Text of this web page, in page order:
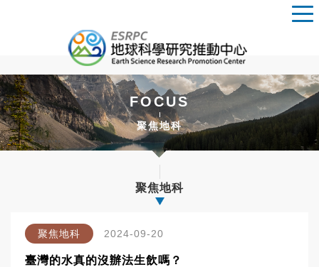
FOCUS
聚焦地科
聚焦地科
聚焦地科 2024-09-20
臺灣的水真的沒辦法生飲嗎？